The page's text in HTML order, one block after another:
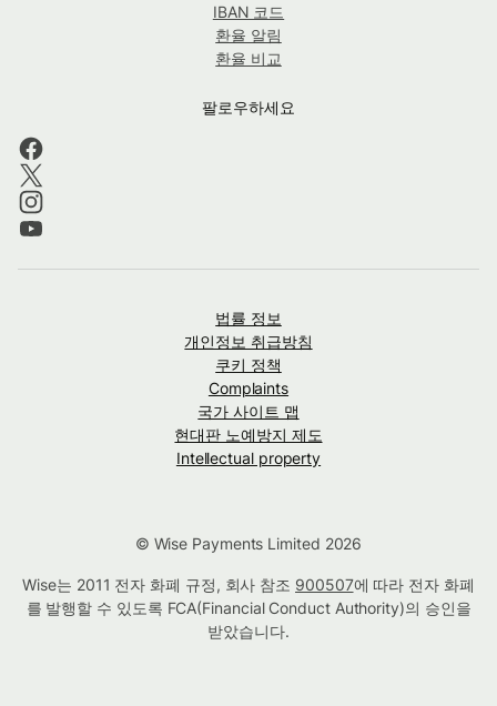
IBAN 코드
환율 알림
환율 비교
팔로우하세요
법률 정보
개인정보 취급방침
쿠키 정책
Complaints
국가 사이트 맵
현대판 노예방지 제도
Intellectual property
© Wise Payments Limited 2026
Wise는 2011 전자 화폐 규정, 회사 참조 900507에 따라 전자 화폐
를 발행할 수 있도록 FCA(Financial Conduct Authority)의 승인을
받았습니다.